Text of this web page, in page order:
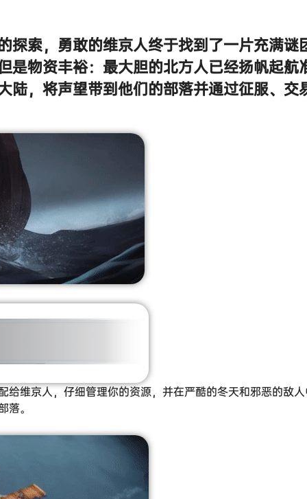
探索，勇敢的维京人终于找到了一片充满谜
是物资丰裕：最大胆的北方人已经扬帆起航
陆，将声望带到他们的部落并通过征服、交
维京人，仔细管理你的资源，并在严酷的冬天和邪恶的敌
。